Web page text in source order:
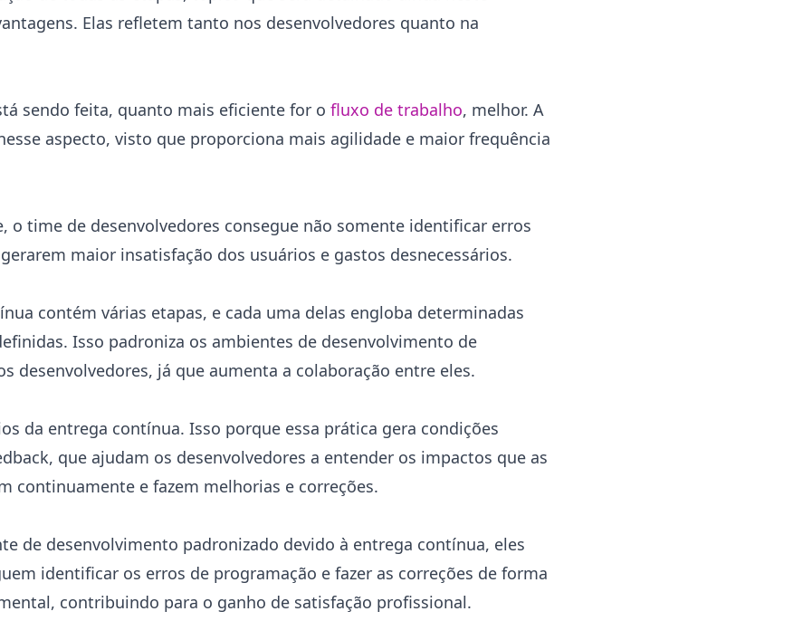
Elas refletem tanto nos desenvolvedores quanto na
sendo feita, quanto mais eficiente for o fluxo de trabalho, melhor. A
aspecto, visto que proporciona mais agilidade e maior frequência
time de desenvolvedores consegue não somente identificar erros
maior insatisfação dos usuários e gastos desnecessários.
contém várias etapas, e cada uma delas engloba determinadas
Isso padroniza os ambientes de desenvolvimento de
desenvolvedores, já que aumenta a colaboração entre eles.
da entrega contínua. Isso porque essa prática gera condições
que ajudam os desenvolvedores a entender os impactos que as
continuamente e fazem melhorias e correções.
de desenvolvimento padronizado devido à entrega contínua, eles
identificar os erros de programação e fazer as correções de forma
contribuindo para o ganho de satisfação profissional.